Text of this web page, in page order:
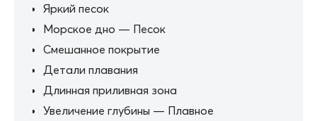
Яркий песок
Морское дно — Песок
Смешанное покрытие
Детали плавания
Длинная приливная зона
Увеличение глубины — Плавное